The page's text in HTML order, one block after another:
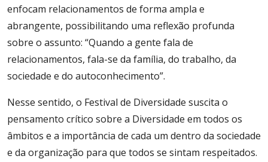
enfocam relacionamentos de forma ampla e
abrangente, possibilitando uma reflexão profunda
sobre o assunto: “Quando a gente fala de
relacionamentos, fala-se da família, do trabalho, da
sociedade e do autoconhecimento”.
Nesse sentido, o Festival de Diversidade suscita o
pensamento crítico sobre a Diversidade em todos os
âmbitos e a importância de cada um dentro da sociedade
e da organização para que todos se sintam respeitados.